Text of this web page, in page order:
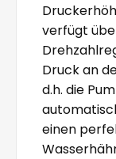
verfügt
Druck an
d.h. die
einen